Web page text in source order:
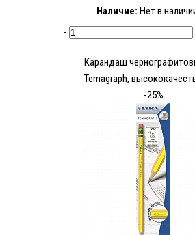
Наличие: Нет в
-
Карандаш
Temagraph,
-25%